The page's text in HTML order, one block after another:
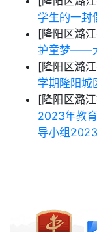
学生的一封
[隆阳区潞
护童梦——
[隆阳区潞
学期隆阳城
[隆阳区潞
2023年教
导小组